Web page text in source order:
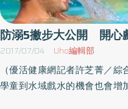
動，事先告訴孩子如何自我保
性就是靠肋骨維持，胸腔內的
一部分是靠橫膈膜，另一部
擴，橫膈膜下降，完成呼吸換
到胸廓，患者呼吸就會感到
起床等，肋骨斷裂越多根，疼
屬骨板 治療效果佳術後恢復
防溺5撇步大公開 開心
2017/07/04 Uho編輯部
（優活健康網記者許芝菁／
學童到水域戲水的機會也會增